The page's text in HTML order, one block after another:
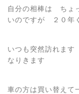
自分の相棒は ちょ
いのですが ２０年
いつも突然訪れま
なりきます
車の方は買い替え